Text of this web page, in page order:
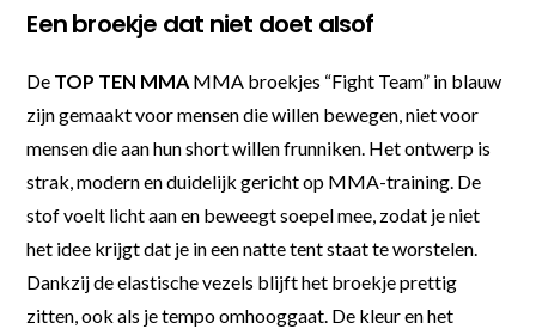
Een broekje dat niet doet alsof
De TOP TEN MMA MMA broekjes “Fight Team” in blauw
zijn gemaakt voor mensen die willen bewegen, niet voor
mensen die aan hun short willen frunniken. Het ontwerp is
strak, modern en duidelijk gericht op MMA-training. De
stof voelt licht aan en beweegt soepel mee, zodat je niet
het idee krijgt dat je in een natte tent staat te worstelen.
Dankzij de elastische vezels blijft het broekje prettig
zitten, ook als je tempo omhooggaat. De kleur en het